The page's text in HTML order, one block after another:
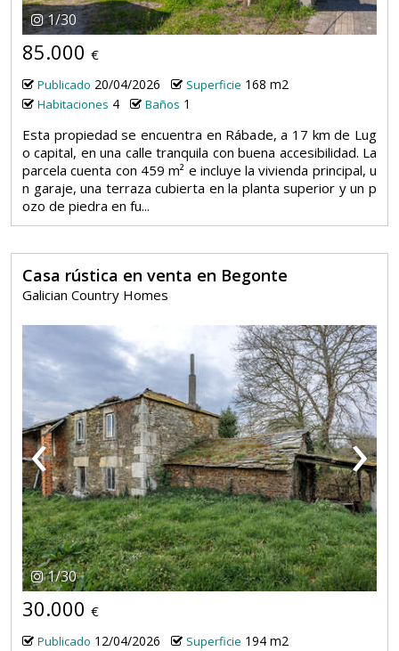
1/30
85.000 €
Publicado 20/04/2026 Superficie 168 m2
Habitaciones 4 Baños 1
Esta propiedad se encuentra en Rábade, a 17 km de Lug
o capital, en una calle tranquila con buena accesibilidad. La
parcela cuenta con 459 m² e incluye la vivienda principal, u
n garaje, una terraza cubierta en la planta superior y un p
ozo de piedra en fu...
Casa rústica en venta en Begonte
Galician Country Homes
‹ ›
1/30
30.000 €
Publicado 12/04/2026 Superficie 194 m2